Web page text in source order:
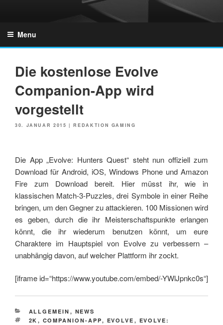
Menu
Die kostenlose Evolve
Companion-App wird
vorgestellt
POSTED
30. JANUAR 2015 |REDAKTION GAMING
Die App „Evolve: Hunters Quest“ steht nun offiziell zum
Download für Android, iOS, Windows Phone und Amazon
Fire zum Download bereit. Hier müsst ihr, wie in
klassischen Match-3-Puzzles, drei Symbole in einer Reihe
bringen, um den Gegner zu attackieren. 100 Missionen wird
es geben, durch die ihr Meisterschaftspunkte erlangen
könnt, die ihr wiederum benutzen könnt, um eure
Charaktere im Hauptspiel von Evolve zu verbessern –
unabhängig davon, auf welcher Plattform ihr zockt.
[iframe id=“https://www.youtube.com/embed/-YWlJpnkc0s“]
CATEGORIES
ALLGEMEIN , NEWS
TAGS
2K , COMPANION-APP, EVOLVE , EVOLVE: